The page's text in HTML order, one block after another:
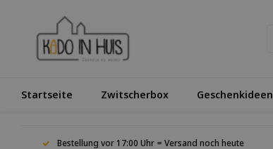
Startseite Zwitscherbox Geschenkideen
Bestellung vor 17:00 Uhr = Versand noch heute